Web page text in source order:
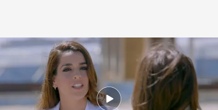
07 JUN 2015 - 23:50h.
Compartir